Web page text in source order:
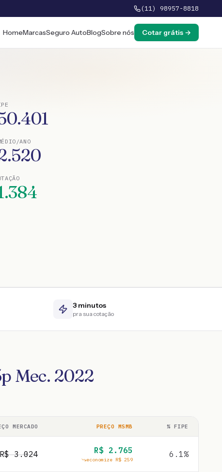
(11) 98957-8818
HomeMarcasSeguro AutoBlogSobre nós Cotar grátis →
ANO
3 minutos
pra sua cotação
Mec. 2022
MERCADO PREÇO MSMB % FIPE
R$3.024 R$ 2.765
economize R$ 259
6.1%